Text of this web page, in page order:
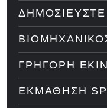
ΔΗΜΟΣΙΕΎΣΤΕ
ΓΡΉΓΟΡΗ
ΕΚΜΆΘΗΣΗ